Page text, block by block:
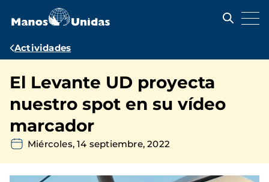
contenido
Ruta
navegación
Actividades
El Levante UD proyecta
nuestro spot en su vídeo
marcador
Miércoles, 14 septiembre, 2022